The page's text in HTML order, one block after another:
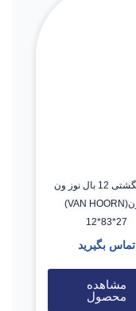
فرز انگشتی 12 بال نوز ون
هورن(VAN HOORN)
12*83*27
تماس بگیرید
مشاهده
محصول